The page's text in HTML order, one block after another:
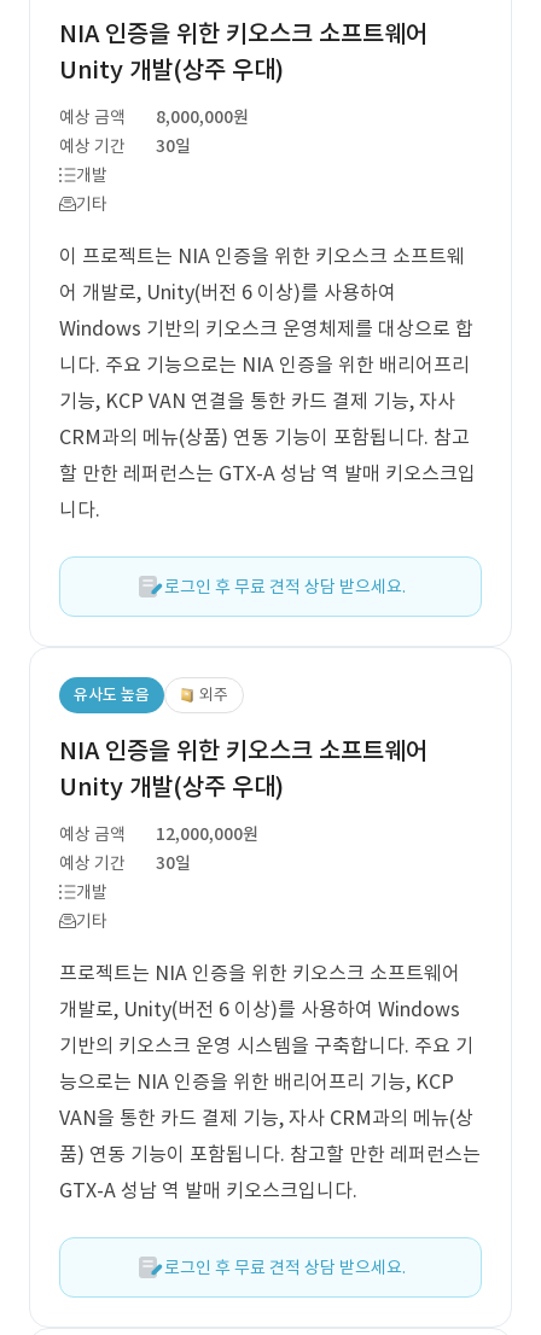
NIA 인증을 위한 키오스크 소프트웨어
Unity 개발(상주 우대)
예상 금액
8,000,000원
예상 기간
30일
개발
기타
이 프로젝트는 NIA 인증을 위한 키오스크 소프트웨
어 개발로, Unity(버전 6 이상)를 사용하여
Windows 기반의 키오스크 운영체제를 대상으로 합
니다. 주요 기능으로는 NIA 인증을 위한 배리어프리
기능, KCP VAN 연결을 통한 카드 결제 기능, 자사
CRM과의 메뉴(상품) 연동 기능이 포함됩니다. 참고
할 만한 레퍼런스는 GTX-A 성남 역 발매 키오스크입
니다.
로그인 후 무료 견적 상담 받으세요.
유사도 높음 외주
NIA 인증을 위한 키오스크 소프트웨어
Unity 개발(상주 우대)
예상 금액
12,000,000원
예상 기간
30일
개발
기타
프로젝트는 NIA 인증을 위한 키오스크 소프트웨어
개발로, Unity(버전 6 이상)를 사용하여 Windows
기반의 키오스크 운영 시스템을 구축합니다. 주요 기
능으로는 NIA 인증을 위한 배리어프리 기능, KCP
VAN을 통한 카드 결제 기능, 자사 CRM과의 메뉴(상
품) 연동 기능이 포함됩니다. 참고할 만한 레퍼런스는
GTX-A 성남 역 발매 키오스크입니다.
로그인 후 무료 견적 상담 받으세요.